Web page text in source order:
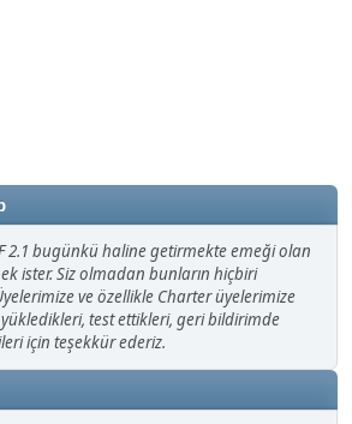
2.1 bugünkü haline getirmekte emeği olan
ister. Siz olmadan bunların hiçbiri
ve özellikle Charter üyelerimize
yükledikleri, test ettikleri, geri bildirimde
için teşekkür ederiz.